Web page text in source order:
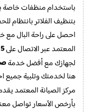
باستخدام منظفات خاصة
بتنظيف الفلاتر بانتظام
احصل على راحة البال مع
المعتمد عبر الاتصال على
لجهازك مع أفضل خدمة
هنا لخدمتك وتلبية جميع
مركز الصيانة المعتمد
بأرخص الأسعار تواصل